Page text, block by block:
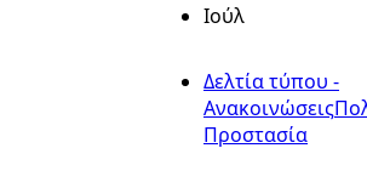
Ιούλ
Δελτία τύπου -
Ανακοινώσεις
Προστασία